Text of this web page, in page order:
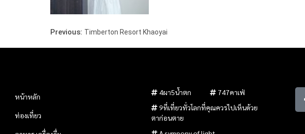
Previous: Timberton Resort Khaoyai
หน้าหลัก
ท่องเที่ยว
4ผา5น้ำตก
747คาเฟ่
9ที่เที่ยวทั่วโลกที่คุณควรไปเห็นด้วย
ตาก่อนตาย